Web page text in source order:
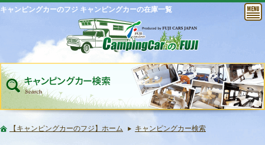
キャンピングカーのフジ キャンピングカーの在庫一覧
【キャンピングカーのフジ】ホーム キャンピングカー検索